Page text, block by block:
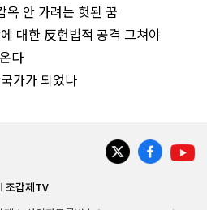
옥 안 가려는 헛된 꿈
대한 反헌법적 공격 그쳐야
다
가가 되었나
조갑제TV